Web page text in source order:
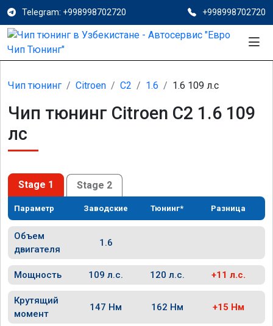
Telegram: +998998702720 +998998702720
Чип тюнинг Citroen C2 1.6 1.6 109 л.с
Чип тюнинг Citroen C2 1.6 109
лс
Stage 1 Stage 2
Параметр Заводские Тюнинг* Разница
Объем
двигателя
1.6
Мощность 109 л.с. 120 л.с. +11 л.с.
Крутящий
момент
147 Нм 162 Нм +15 Нм